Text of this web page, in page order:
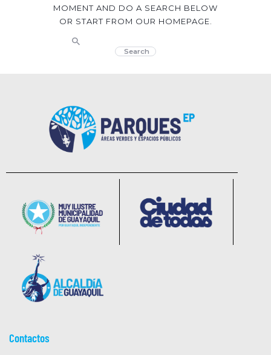
MOMENT AND DO A SEARCH BELOW
OR START FROM OUR HOMEPAGE
Contactos